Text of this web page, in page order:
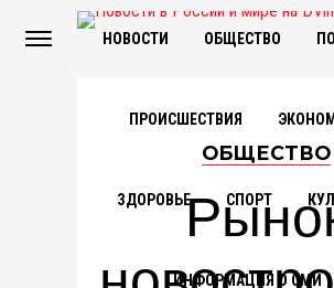
НОВОСТИ ОБЩЕСТВО
ПРОИСШЕСТВИЯ
ЗДОРОВЬЕ СПОРТ
ИНФОРМАЦИЯ О СМИ
ОБЩЕСТВО